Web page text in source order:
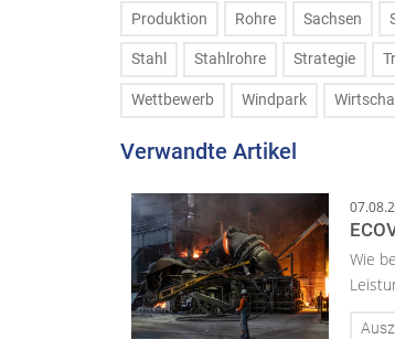
Produktion Rohre Sachsen
Stahl Stahlrohre Strategie
Wettbewerb Windpark
Verwandte Artikel
Wie